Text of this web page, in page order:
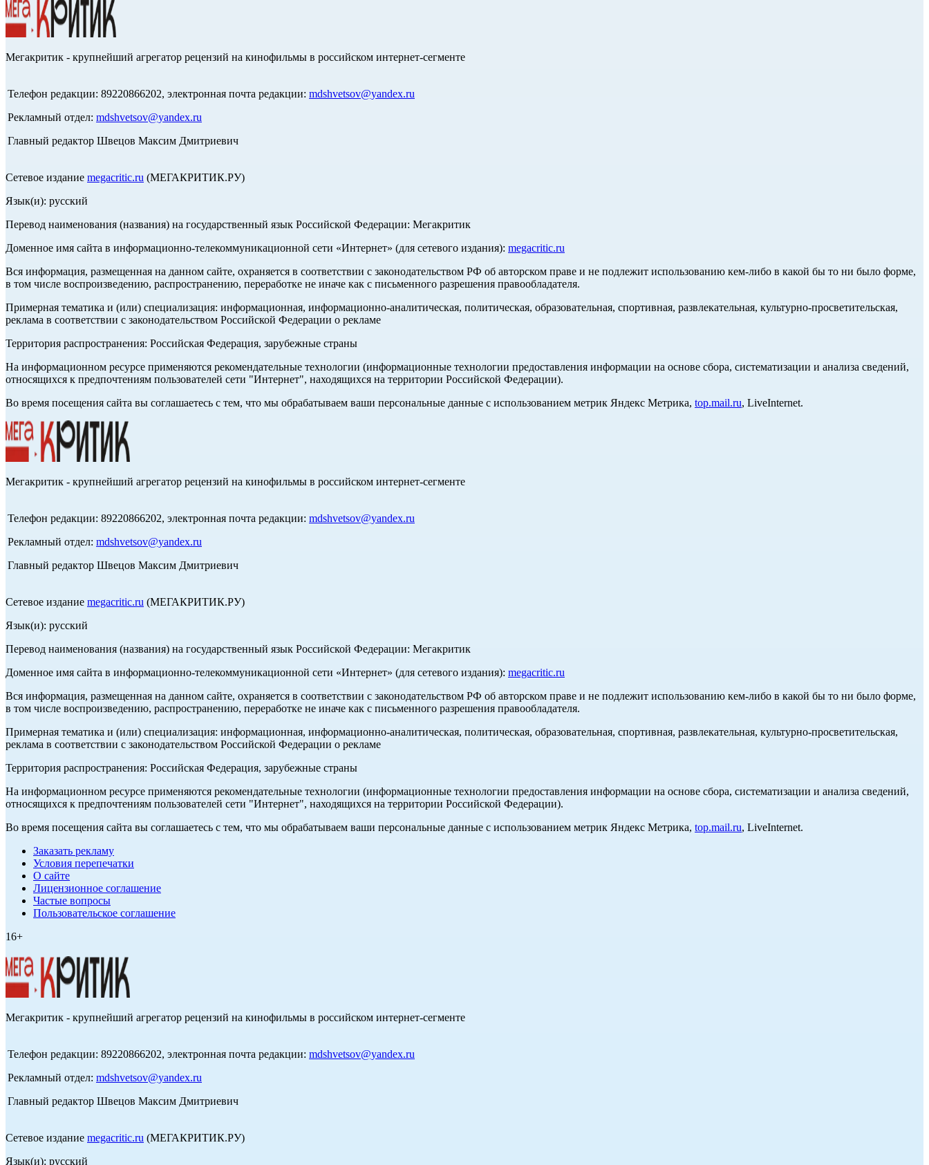
Мегакритик - крупнейший агрегатор рецензий на кинофильмы в российском интернет-сегменте
Телефон редакции: 89220866202, электронная почта редакции: mdshvetsov@yandex.ru
Рекламный отдел: mdshvetsov@yandex.ru
Главный редактор Швецов Максим Дмитриевич
Сетевое издание megacritic.ru (МЕГАКРИТИК.РУ)
Язык(и): русский
Перевод наименования (названия) на государственный язык Российской Федерации: Мегакритик
Доменное имя сайта в информационно-телекоммуникационной сети «Интернет» (для сетевого издания): megacritic.ru
Вся информация, размещенная на данном сайте, охраняется в соответствии с законодательством РФ об авторском праве и не подлежит использованию кем-либо в какой бы то ни было форме,
в том числе воспроизведению, распространению, переработке не иначе как с письменного разрешения правообладателя.
Примерная тематика и (или) специализация: информационная, информационно-аналитическая, политическая, образовательная, спортивная, развлекательная, культурно-просветительская,
реклама в соответствии с законодательством Российской Федерации о рекламе
Территория распространения: Российская Федерация, зарубежные страны
На информационном ресурсе применяются рекомендательные технологии (информационные технологии предоставления информации на основе сбора, систематизации и анализа сведений,
относящихся к предпочтениям пользователей сети "Интернет", находящихся на территории Российской Федерации).
Во время посещения сайта вы соглашаетесь с тем, что мы обрабатываем ваши персональные данные с использованием метрик Яндекс Метрика, top.mail.ru, LiveInternet.
Мегакритик - крупнейший агрегатор рецензий на кинофильмы в российском интернет-сегменте
Телефон редакции: 89220866202, электронная почта редакции: mdshvetsov@yandex.ru
Рекламный отдел: mdshvetsov@yandex.ru
Главный редактор Швецов Максим Дмитриевич
Сетевое издание megacritic.ru (МЕГАКРИТИК.РУ)
Язык(и): русский
Перевод наименования (названия) на государственный язык Российской Федерации: Мегакритик
Доменное имя сайта в информационно-телекоммуникационной сети «Интернет» (для сетевого издания): megacritic.ru
Вся информация, размещенная на данном сайте, охраняется в соответствии с законодательством РФ об авторском праве и не подлежит использованию кем-либо в какой бы то ни было форме,
в том числе воспроизведению, распространению, переработке не иначе как с письменного разрешения правообладателя.
Примерная тематика и (или) специализация: информационная, информационно-аналитическая, политическая, образовательная, спортивная, развлекательная, культурно-просветительская,
реклама в соответствии с законодательством Российской Федерации о рекламе
Территория распространения: Российская Федерация, зарубежные страны
На информационном ресурсе применяются рекомендательные технологии (информационные технологии предоставления информации на основе сбора, систематизации и анализа сведений,
относящихся к предпочтениям пользователей сети "Интернет", находящихся на территории Российской Федерации).
Во время посещения сайта вы соглашаетесь с тем, что мы обрабатываем ваши персональные данные с использованием метрик Яндекс Метрика, top.mail.ru, LiveInternet.
Заказать рекламу
Условия перепечатки
О сайте
Лицензионное соглашение
Частые вопросы
Пользовательское соглашение
16+
Мегакритик - крупнейший агрегатор рецензий на кинофильмы в российском интернет-сегменте
Телефон редакции: 89220866202, электронная почта редакции: mdshvetsov@yandex.ru
Рекламный отдел: mdshvetsov@yandex.ru
Главный редактор Швецов Максим Дмитриевич
Сетевое издание megacritic.ru (МЕГАКРИТИК.РУ)
Язык(и): русский